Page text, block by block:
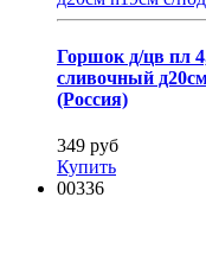
Горшок д/цв пл
сливочный
(Россия)
349 руб
Купить
00336